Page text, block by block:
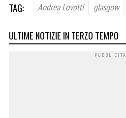
TAG: Andrea Lovotti glasgow
ULTIME NOTIZIE IN TERZO TEMPO